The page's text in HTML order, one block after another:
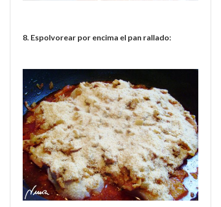
8. Espolvorear por encima el pan rallado: